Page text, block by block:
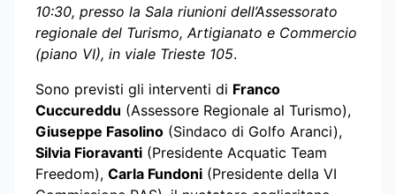
10:30, presso la Sala riunioni dell’Assessorato
regionale del Turismo, Artigianato e Commercio
(piano VI), in viale Trieste 105.
Sono previsti gli interventi di Franco
Cuccureddu (Assessore Regionale al Turismo),
Giuseppe Fasolino (Sindaco di Golfo Aranci),
Silvia Fioravanti (Presidente Acquatic Team
Freedom), Carla Fundoni (Presidente della VI